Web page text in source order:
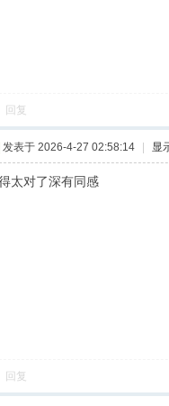
回复
发表于 2026-4-27 02:58:14 显
太对了深有同感
回复